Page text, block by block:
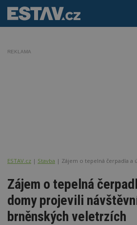
REKLAMA
ESTAV.cz Stavba Zájem o tepelná čerpadla
Zájem o tepelná
domy projevili
brněnských veletrzích